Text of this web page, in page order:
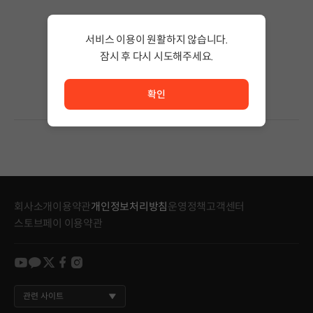
검색어의 단어 수를 줄이거나 필터조건을 변경하세요.
회사소개이용약관개인정보처리방침 운영정책고객센터
스토브페이 이용약관
youtube
kakao
twitter
facebook
instagram
관련 사이트
서비스 이용이 원활하지 않습니다.
잠시 후 다시 시도해주세요.
확인